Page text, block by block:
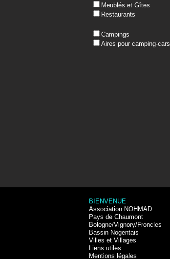
Meublés et Gîtes
Restaurants
Campings
Aires pour camping-cars
BIENVENUE
Association NOHMAD
Pays de Chaumont
Bologne/Vignory/Froncles
Bassin Nogentais
Villes et Villages
Liens utiles
Mentions légales